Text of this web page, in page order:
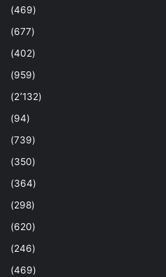
(469)
(677)
(402)
(959)
(2٬132)
(94)
(739)
(350)
(364)
(298)
(620)
(246)
(469)